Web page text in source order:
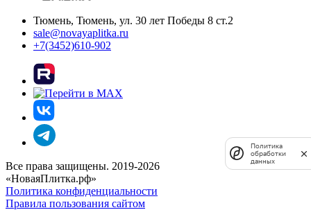
Тюмень, Тюмень, ул. 30 лет Победы 8 ст.2
sale@novayaplitka.ru
+7(3452)610-902
Все права защищены. 2019-2026
«НоваяПлитка.рф»
Политика конфиденциальности
Правила пользования сайтом
Политика
обработки
данных